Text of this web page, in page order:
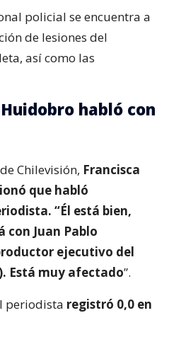
policial se encuentra a
de lesiones del
así como las
habló con
Chilevisión, Francisca
que habló
“Él está bien,
con Juan Pablo
ejecutivo del
Está muy afectado”.
periodista registró 0,0 en